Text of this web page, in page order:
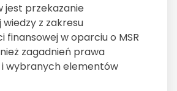
jest przekazanie
z zakresu
finansowej w oparciu o MSR
zagadnień prawa
wybranych elementów